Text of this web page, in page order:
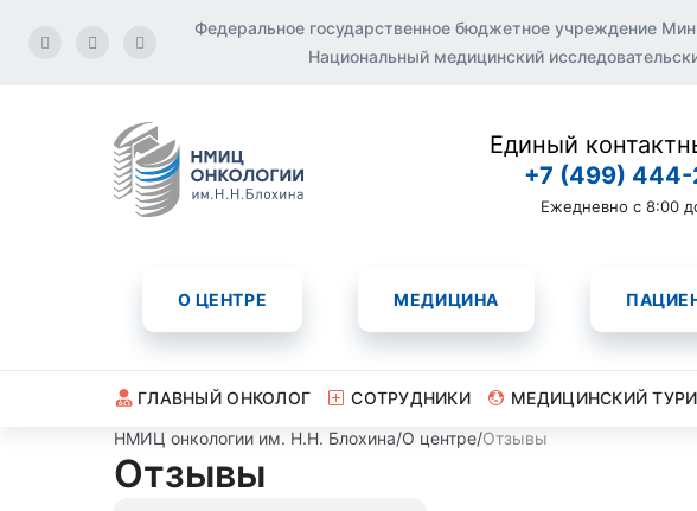
Федеральное государственное бюджетное учреждение
Национальный медицинский
Единый
+7 (499)
Ежедневно с 8:00
О ЦЕНТРЕ МЕДИЦИНА
ГЛАВНЫЙ ОНКОЛОГ СОТРУДНИКИ МЕДИЦИНСКИЙ
НМИЦ онкологии им. Н.Н. Блохина/О центре/Отзывы
Отзывы